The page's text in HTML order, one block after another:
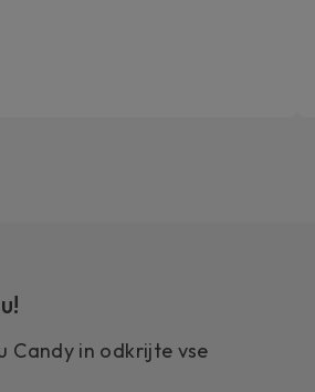
Candy in odkrijte vse